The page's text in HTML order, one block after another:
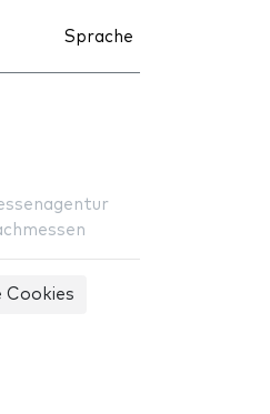
Sprache
Cookies